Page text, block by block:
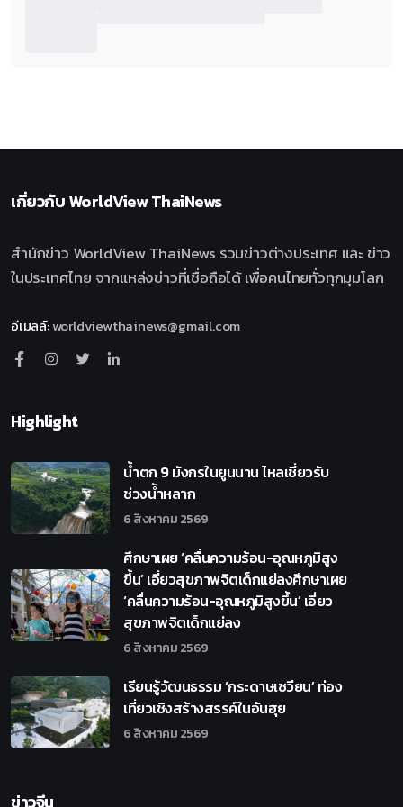
เกี่ยวกับWorldView ThaiNews
สำนักข่าว WorldView ThaiNews รวมข่าวต่างประเทศ และ ข่าว
ในประเทศไทย จากแหล่งข่าวที่เชื่อถือได้ เพื่อคนไทยทั่วทุกมุมโลก
อีเมลล์:worldviewthainews@gmail.com
Highlight
น้ำตก 9 มังกรในยูนนาน ไหลเชี่ยวรับ
ช่วงน้ำหลาก
6 สิงหาคม 2569
ศึกษาเผย ‘คลื่นความร้อน-อุณหภูมิสูง
ขึ้น’ เอี่ยวสุขภาพจิตเด็กแย่ลงศึกษาเผย
‘คลื่นความร้อน-อุณหภูมิสูงขึ้น’ เอี่ยว
สุขภาพจิตเด็กแย่ลง
6 สิงหาคม 2569
เรียนรู้วัฒนธรรม ‘กระดาษเซวียน’ ท่อง
เที่ยวเชิงสร้างสรรค์ในอันฮุย
6 สิงหาคม 2569